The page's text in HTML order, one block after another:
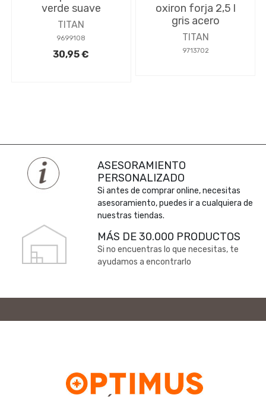
verde suave
TITAN
9699108
30,95 €
oxiron forja 2,5 l
gris acero
TITAN
9713702
ASESORAMIENTO
PERSONALIZADO
Si antes de comprar online, necesitas
asesoramiento, puedes ir a cualquiera de
nuestras tiendas.
MÁS DE 30.000 PRODUCTOS
Si no encuentras lo que necesitas, te
ayudamos a encontrarlo